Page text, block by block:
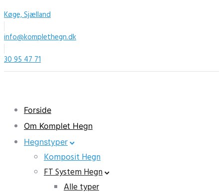
Køge, Sjælland
info@komplethegn.dk
30 95 47 71
Forside
Om Komplet Hegn
Hegnstyper
Komposit Hegn
FT System Hegn
Alle typer